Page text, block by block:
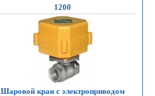
1200
Шаровой кран с электроприводом